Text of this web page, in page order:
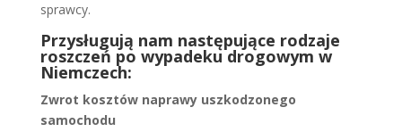
sprawcy.
Przysługują nam następujące rodzaje
roszczeń po wypadeku drogowym w
Niemczech:
Zwrot kosztów naprawy uszkodzonego
samochodu